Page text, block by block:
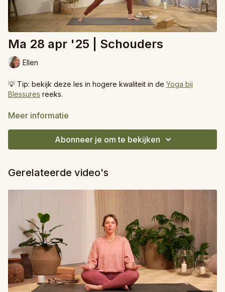
Ma 28 apr '25 | Schouders
Ellen
💡 Tip: bekijk deze les in hogere kwaliteit in de Yoga bij
Blessures reeks.
Welkom bij deze sessie met extra zachtheid voor je
druk op je schouders.
Meer informatie
Abonneer je om te bekijken
Gerelateerde video's